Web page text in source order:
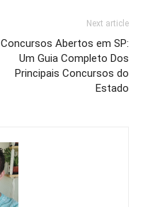
Next article
Concursos Abertos em SP:
Um Guia Completo Dos
Principais Concursos do
Estado